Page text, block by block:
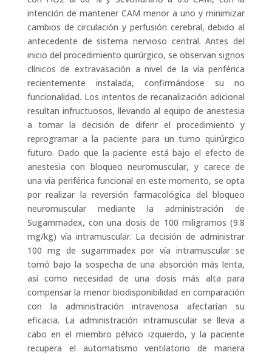
intención de mantener CAM menor a uno y minimizar
cambios de circulación y perfusión cerebral, debido al
antecedente de sistema nervioso central. Antes del
inicio del procedimiento quirúrgico, se observan signos
clínicos de extravasación a nivel de la vía periférica
recientemente instalada, confirmándose su no
funcionalidad. Los intentos de recanalización adicional
resultan infructuosos, llevando al equipo de anestesia
a tomar la decisión de diferir el procedimiento y
reprogramar a la paciente para un turno quirúrgico
futuro. Dado que la paciente está bajo el efecto de
anestesia con bloqueo neuromuscular, y carece de
una vía periférica funcional en este momento, se opta
por realizar la reversión farmacológica del bloqueo
neuromuscular mediante la administración de
Sugammadex, con una dosis de 100 miligramos (9.8
mg/kg) vía intramuscular. La decisión de administrar
100 mg de sugammadex por vía intramuscular se
tomó bajo la sospecha de una absorción más lenta,
así como necesidad de una dosis más alta para
compensar la menor biodisponibilidad en comparación
con la administración intravenosa afectarían su
eficacia. La administración intramuscular se lleva a
cabo en el miembro pélvico izquierdo, y la paciente
recupera el automatismo ventilatorio de manera